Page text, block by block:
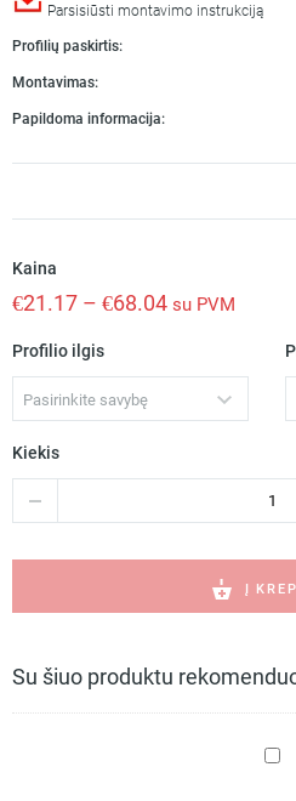
Parsisiūsti montavimo instrukciją
Profilių paskirtis:
Montavimas:
Papildoma informacija:
Kaina
€21.17 – €68.04 su PVM
Profilio ilgis
Pasirinkite savybę
Kiekis
paviršinis
led
A06885A
Į
Su šiuo produktu